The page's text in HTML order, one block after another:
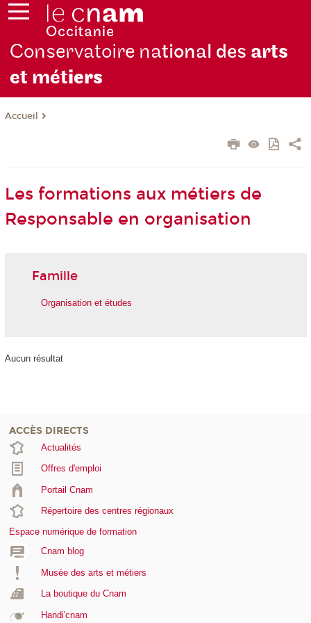
Conservatoire national des arts
et métiers
Accueil
Les formations aux métiers de
Responsable en organisation
Famille
Organisation et études
Aucun résultat
ACCÈS DIRECTS
Actualités
Offres d'emploi
Portail Cnam
Répertoire des centres régionaux
Espace numérique de formation
Cnam blog
Musée des arts et métiers
La boutique du Cnam
Handi'cnam